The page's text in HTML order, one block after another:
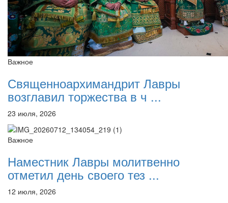
Важное
Священноархимандрит Лавры
возглавил торжества в ч ...
23 июля, 2026
Важное
Наместник Лавры молитвенно
отметил день своего тез ...
12 июля, 2026